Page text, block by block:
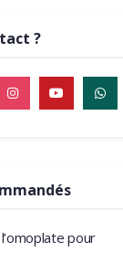
?
pour